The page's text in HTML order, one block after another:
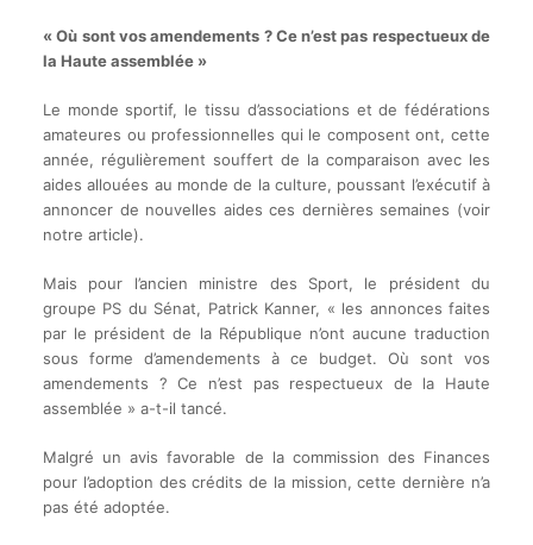
« Où sont vos amendements ? Ce n’est pas respectueux de
la Haute assemblée »
Le monde sportif, le tissu d’associations et de fédérations
amateures ou professionnelles qui le composent ont, cette
année, régulièrement souffert de la comparaison avec les
aides allouées au monde de la culture, poussant l’exécutif à
annoncer de nouvelles aides ces dernières semaines (voir
notre article).
Mais pour l’ancien ministre des Sport, le président du
groupe PS du Sénat, Patrick Kanner, « les annonces faites
par le président de la République n’ont aucune traduction
sous forme d’amendements à ce budget. Où sont vos
amendements ? Ce n’est pas respectueux de la Haute
assemblée » a-t-il tancé.
Malgré un avis favorable de la commission des Finances
pour l’adoption des crédits de la mission, cette dernière n’a
pas été adoptée.